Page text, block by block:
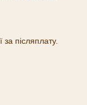
післяплату.